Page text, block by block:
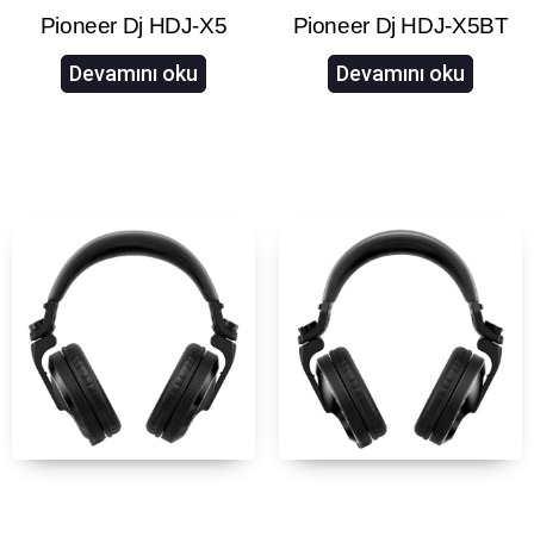
Pioneer Dj HDJ-X5
Devamını oku
Pioneer Dj HDJ-X5BT
Devamını oku